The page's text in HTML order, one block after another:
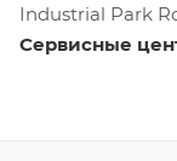
Industrial Park
Сервисные